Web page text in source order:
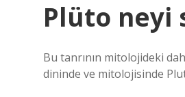
Plüto neyi
Bu tanrının mitolojideki
dininde ve mitolojisinde